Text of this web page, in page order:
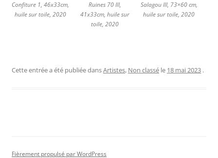
Confiture 1, 46x33cm,
huile sur toile, 2020
Ruines 70 III,
41x33cm, huile sur
toile, 2020
Salagou III, 73×60 cm,
huile sur toile, 2020
Cette entrée a été publiée dansArtistes, Non classé le 18 mai 2023 .
Fièrement propulsé par WordPress